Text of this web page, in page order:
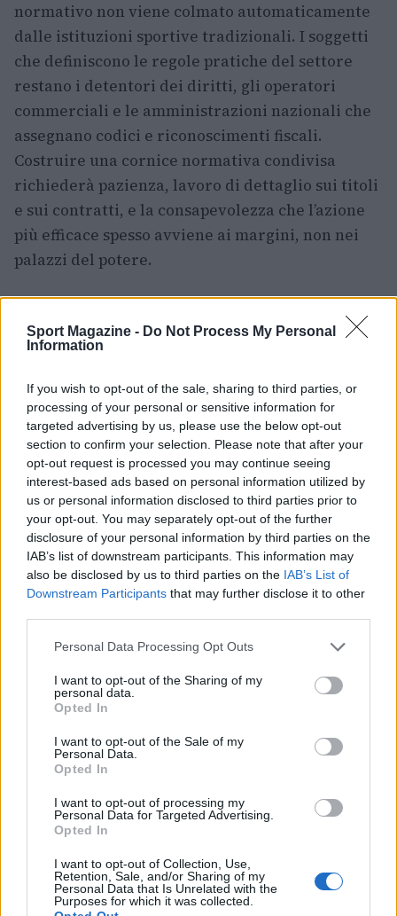
Sport Magazine - Do Not Process My Personal
Information
If you wish to opt-out of the sale, sharing to third parties, or
processing of your personal or sensitive information for
targeted advertising by us, please use the below opt-out
section to confirm your selection. Please note that after your
opt-out request is processed you may continue seeing
interest-based ads based on personal information utilized by
us or personal information disclosed to third parties prior to
your opt-out. You may separately opt-out of the further
disclosure of your personal information by third parties on the
IAB’s list of downstream participants. This information may
also be disclosed by us to third parties on the IAB’s List of
Downstream Participants that may further disclose it to other
Please note that this website/app uses one or more Google
not limited to your visit or usage behaviour. You may click to
grant or deny consent to Google and its third-party tags to
use your data for below specified purposes in below Google
consent section.
Personal Data Processing Opt Outs
I want to opt-out of the Sharing of my
personal data.
Opted In
I want to opt-out of the Sale of my
Personal Data.
Opted In
I want to opt-out of processing my
Personal Data for Targeted Advertising.
Opted In
I want to opt-out of Collection, Use,
Retention, Sale, and/or Sharing of my
Personal Data that Is Unrelated with the
Purposes for which it was collected.
normativo non viene colmato automaticamente
dalle istituzioni sportive tradizionali. I soggetti
che definiscono le regole pratiche del settore
restano i detentori dei diritti, gli operatori
commerciali e le amministrazioni nazionali che
assegnano codici e riconoscimenti fiscali.
Costruire una cornice normativa condivisa
richiederà pazienza, lavoro di dettaglio sui titoli
e sui contratti, e la consapevolezza che l’azione
più efficace spesso avviene ai margini, non nei
palazzi del potere.
Andrea Conforti
Andrea Conforti, 46enne torinese dal look
casual e naturale, è un analista tattico che
trasforma dati e clip in racconti social. Ricorda
Stadio Olimpico Grande Torino: da
quell'appunto nacque la sua linea editoriale,
critico. Dettaglio unico: una stagione
allenatore under15 al Chieri e ciclista urbano.